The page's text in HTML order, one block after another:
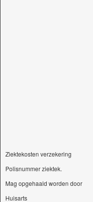
Ziektekosten verzekering
Polisnummer ziektek.
Mag opgehaald worden door
Huisarts